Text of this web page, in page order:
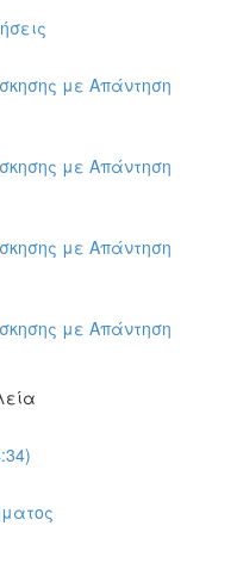
με Απάντηση
με Απάντηση
με Απάντηση
με Απάντηση